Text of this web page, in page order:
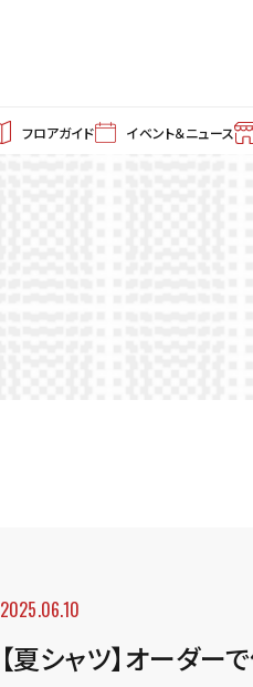
フロアガイド イベント＆ニュース
2025.06.10
【夏シャツ】オーダー